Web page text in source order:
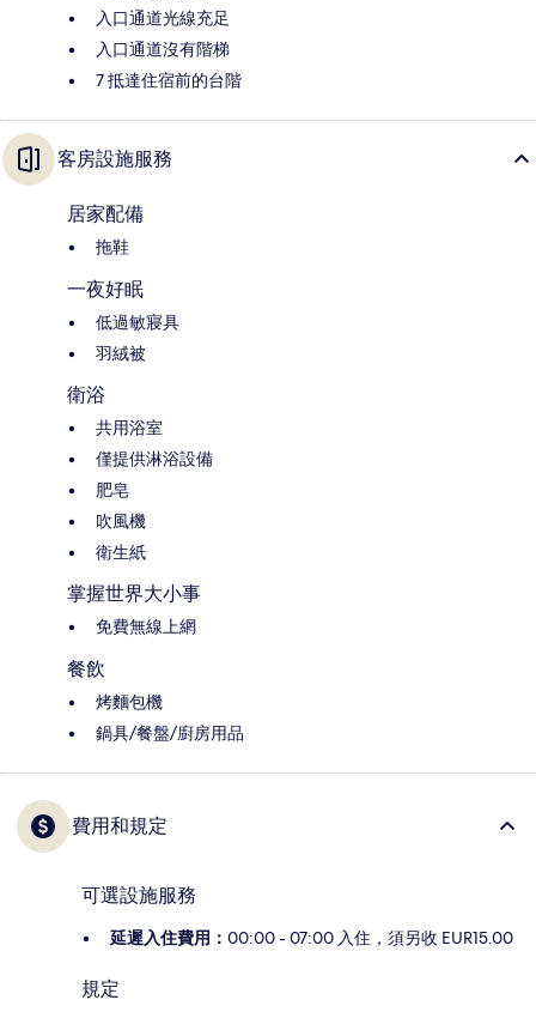
入口通道光線充足
入口通道沒有階梯
7 抵達住宿前的台階
客房設施服務
居家配備
拖鞋
一夜好眠
低過敏寢具
羽絨被
衛浴
共用浴室
僅提供淋浴設備
肥皂
吹風機
衛生紙
掌握世界大小事
免費無線上網
餐飲
烤麵包機
鍋具/餐盤/廚房用品
費用和規定
可選設施服務
延遲入住費用： 00:00 - 07:00 入住，須另收 EUR15.00
規定